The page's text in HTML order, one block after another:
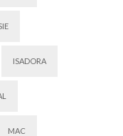
ISADORA
MAC